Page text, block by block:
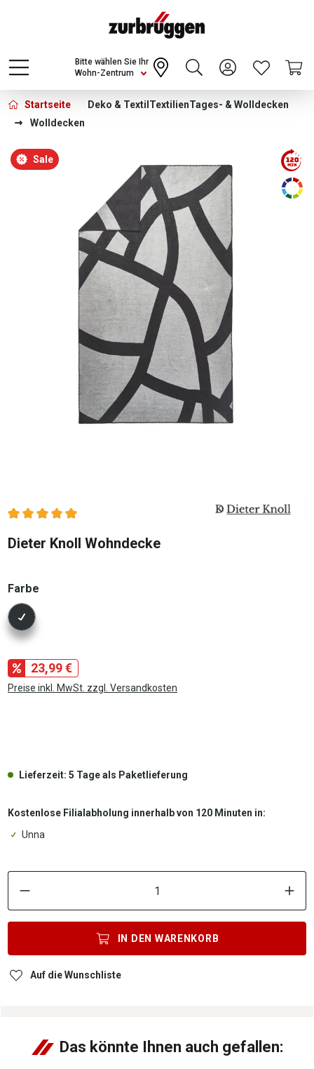
Choose a different country or region to see
content for your location and shop online
CONTINUE
Wohn-Zentrum
Bitte wählen Sie Ihr
Startseite Deko & Textil TextilienTages- & Wolldecken
Wolldecken
Bildergalerie überspringen
Sale
Durchschnittliche Bewertung von 5 von 5 Sternen
Dieter Knoll Wohndecke
Farbe
Konfigurator Farbe
23,99 €
Preise inkl. MwSt. zzgl. Versandkosten
Lieferzeit: 5 Tage als Paketlieferung
Kostenlose Filialabholung innerhalb von 120 Minuten in:
Unna
IN DEN WARENKORB
Auf die Wunschliste
Das könnte Ihnen auch gefallen: